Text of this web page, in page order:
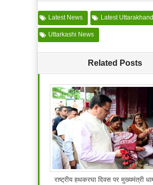
Latest News Latest
Uttarkashi News
Related Posts
राष्ट्रीय हथकरघा दिवस पर मुख्यमंत्री